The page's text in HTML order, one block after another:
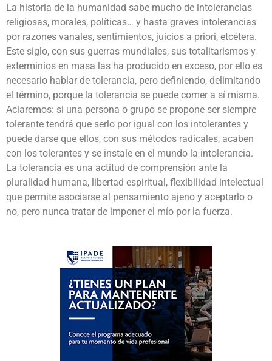
La historia de la humanidad sabe mucho de intolerancias
religiosas, morales, políticas… y hasta graves intolerancias
por razones vanales, sentimientos, juicios a priori, etcétera.
Este siglo, con sus guerras mundiales, sus totalitarismos y
exterminios en masa las ha producido en exceso, por ello es
necesario hablar de tolerancia, pero definiendo, delimitando
el término, porque la tolerancia se puede comer a sí misma.
Aclaremos: si una persona o grupo se propone ser siempre
tolerante tendrá que serlo por igual con los intolerantes y
puede darse que ellos, con sus métodos radicales, acaben
con los tolerantes y se instale en el mundo la intolerancia.
La tolerancia es una actitud de comprensión ante la
pluralidad humana, libertad espiritual, flexibilidad intelectual
que permite asociarse al pensamiento ajeno y aceptarlo o
no, pero nunca tratar de imponer el mío por la fuerza.